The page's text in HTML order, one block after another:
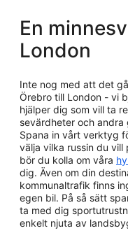
En
London
Inte nog med att det
Örebro till London - vi
hjälper dig som vill ta
sevärdheter och andra
Spana in vårt verktyg
välja vilka russin du
bör du kolla om våra
dig. Även om din
kommunaltrafik finns
egen bil. På så sätt
ta med dig
enkelt njuta av